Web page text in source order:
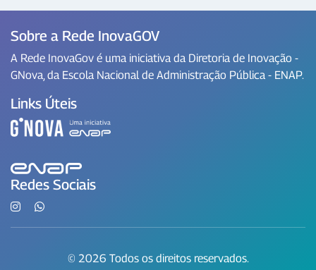
Sobre a Rede InovaGOV
A Rede InovaGov é uma iniciativa da Diretoria de Inovação -
GNova, da Escola Nacional de Administração Pública - ENAP.
Links Úteis
Redes Sociais
© 2026 Todos os direitos reservados.